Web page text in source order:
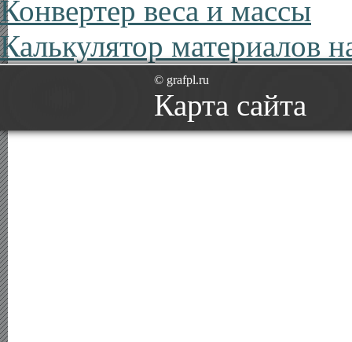
Конвертер веса и массы
Калькулятор материалов
© grafpl.ru
Карта сайта